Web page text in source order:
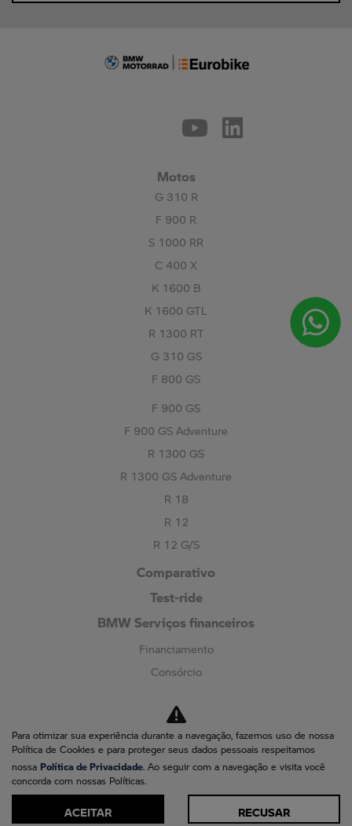
Motos
G 310 R
F 900 R
S 1000 RR
C 400 X
K 1600 B
K 1600 GTL
R 1300 RT
G 310 GS
F 800 GS
F 900 GS
F 900 GS Adventure
R 1300 GS
R 1300 GS Adventure
R 18
R 12
R 12 G/S
Comparativo
Test-ride
BMW Serviços financeiros
Financiamento
Consórcio
Pós-vendas
Agendar serviços
Motorrad Assistência 24H
Peças e Acessórios
Para otimizar sua experiência durante a navegação, fazemos uso de nossa
Política de Cookies e para proteger seus dados pessoais respeitamos
nossa Política de Privacidade. Ao seguir com a navegação e visita você
concorda com nossas Políticas.
ACEITAR RECUSAR